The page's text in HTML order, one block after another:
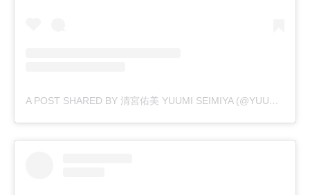
A POST SHARED BY 清宮佑美 YUUMI SEIMIYA (@YUUMI_SEIMIYA)